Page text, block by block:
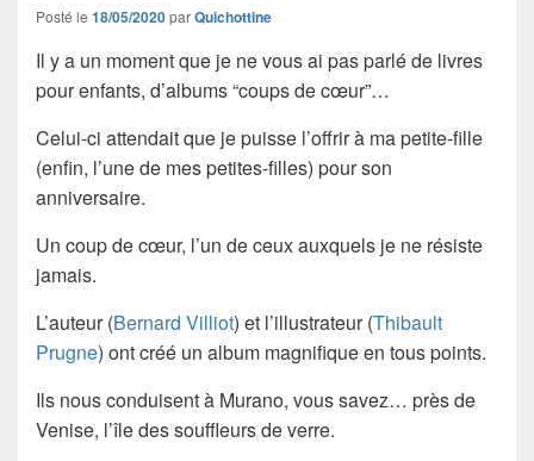
Posté le 18/05/2020parQuichottine
Il y a un moment que je ne vous ai pas parlé de livres
pour enfants, d’albums “coups de cœur”…
Celui-ci attendait que je puisse l’offrir à ma petite-fille
(enfin, l’une de mes petites-filles) pour son
anniversaire.
Un coup de cœur, l’un de ceux auxquels je ne résiste
jamais.
L’auteur (Bernard Villiot) et l’illustrateur (Thibault
Prugne) ont créé un album magnifique en tous points.
Ils nous conduisent à Murano, vous savez… près de
Venise, l’île des souffleurs de verre.